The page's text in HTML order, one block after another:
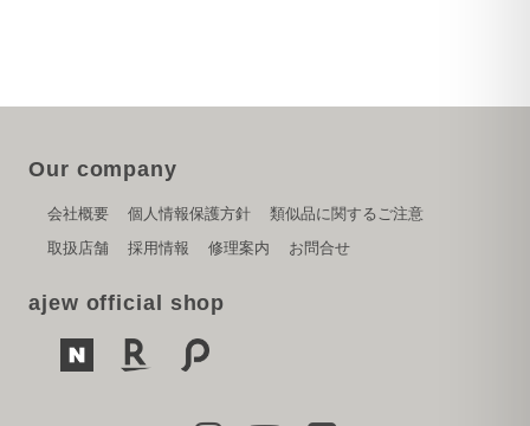
Our company
会社概要 個人情報保護方針
類似品に関するご注意
取扱店舗
採用情報 修理案内 お問合せ
ajew official shop